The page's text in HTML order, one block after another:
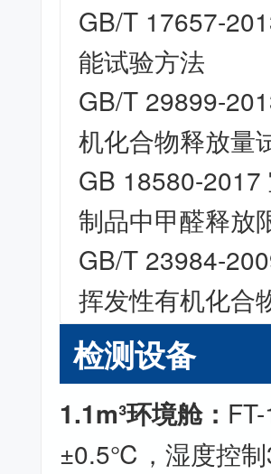
GB/T 17657-
能试验方法
GB/T 29899-
机化合物释放量
GB 18580-2017
制品中甲醛释放
GB/T 23984-
挥发性有机化合
检测设备
1.1m³环境舱：
±0.5℃，湿度控制